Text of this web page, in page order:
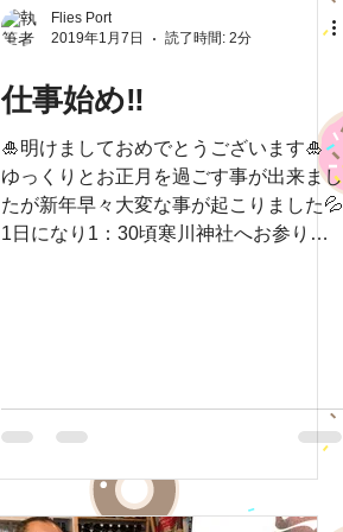
Flies Port
2019年1月7日
読了時間: 2分
仕事始め‼️
🎍明けましておめでとうございます🎍
ゆっくりとお正月を過ごす事が出来まし
たが新年早々大変な事が起こりました💦
1日になり1：30頃寒川神社へお参りに